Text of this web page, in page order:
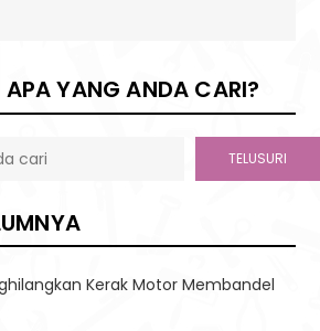
APA YANG ANDA CARI?
TELUSURI
Kerak Motor Membandel